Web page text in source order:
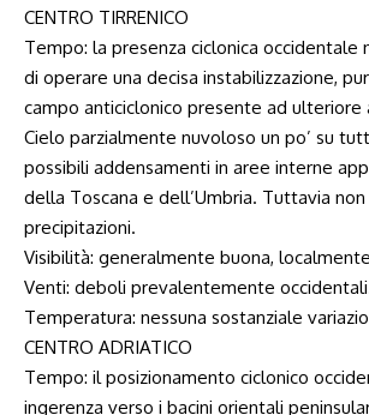
CENTRO TIRRENICO
Tempo: la presenza ciclonica occidentale
di operare una decisa instabilizzazione,
campo anticiclonico presente ad ulteriore
Cielo parzialmente nuvoloso un po’ su
possibili addensamenti in aree interne
della Toscana e dell’Umbria. Tuttavia
precipitazioni.
Visibilità: generalmente buona,
Venti: deboli prevalentemente
Temperatura: nessuna sostanziale
CENTRO ADRIATICO
Tempo: il posizionamento ciclonico
ingerenza verso i bacini orientali